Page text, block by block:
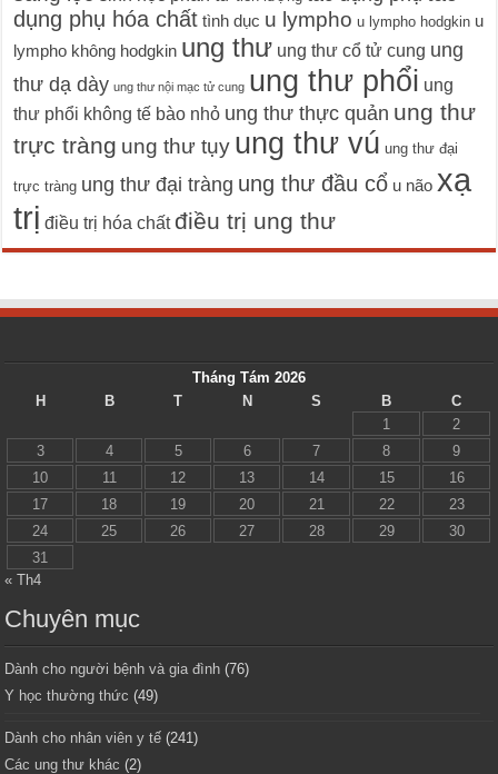
dụng phụ hóa chất tình dục u lympho u lympho hodgkin u
lympho không hodgkin ung thư ung thư cổ tử cung ung
thư dạ dày ung thư nội mạc tử cung ung thư phổi ung
thư phổi không tế bào nhỏ ung thư thực quản ung thư
trực tràng ung thư tụy ung thư vú ung thư đại
trực tràng ung thư đại tràng ung thư đầu cổ u não xạ
trị điều trị hóa chất điều trị ung thư
Tháng Tám 2026
H
B T N S B
C
1
2
3
4 5 6 7 8
9
10
11 12 13 14 15
16
17
18 19 20 21 22
23
24
25 26 27 28 29
30
31
« Th4
Chuyên mục
Dành cho người bệnh và gia đình (76)
Y học thường thức (49)
Dành cho nhân viên y tế (241)
Các ung thư khác (2)